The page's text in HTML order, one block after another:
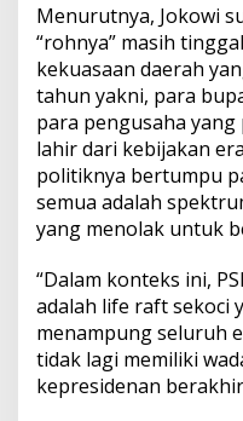
Menurutnya, Jokowi
“rohnya” masih
kekuasaan daerah
tahun yakni, para
para pengusaha
lahir dari kebijakan
politiknya bertumpu
semua adalah
yang menolak untuk
“Dalam konteks ini,
adalah life raft sekoci
menampung seluruh
tidak lagi memiliki
kepresidenan